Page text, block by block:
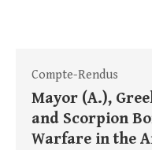
Compte-Rendus
Mayor (A.),
and Scorpion
Warfare in the